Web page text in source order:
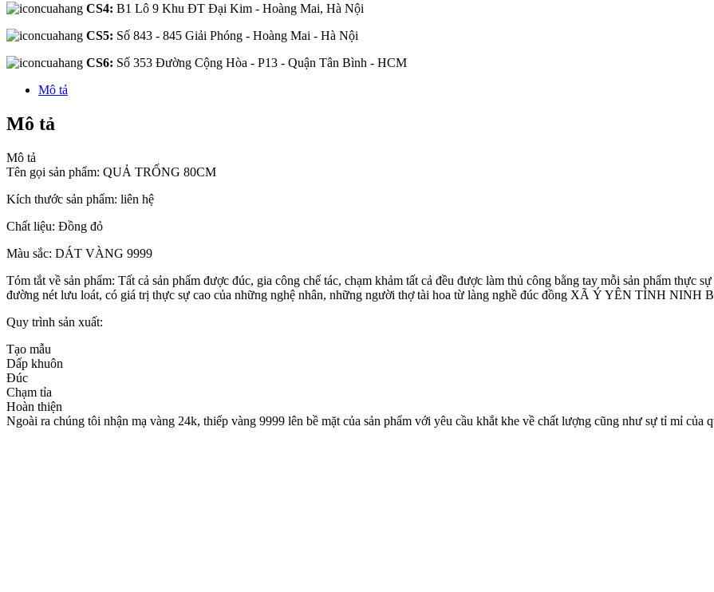
CS4: B1 Lô 9 Khu ĐT Đại Kim - Hoàng Mai, Hà Nội
CS5: Số 843 - 845 Giải Phóng - Hoàng Mai - Hà Nội
CS6: Số 353 Đường Cộng Hòa - P13 - Quận Tân Bình - HCM
Mô tả
Mô tả
Mô tả
Tên gọi sản phẩm: QUẢ TRỐNG 80CM
Kích thước sản phẩm: liên hệ
Chất liệu: Đồng đỏ
Màu sắc: DÁT VÀNG 9999
Tóm tắt về sản phẩm: Tất cả sản phẩm được đúc, gia công chế tác, chạm khảm tất cả đều được làm thủ công bằng tay mỗi sản phẩm thực
đường nét lưu loát, có giá trị thực sự cao của những nghệ nhân, những người thợ tài hoa từ làng nghề đúc đồng XÃ Ý YÊN TỈNH NINH
Quy trình sản xuất:
Tạo mẫu
Dấp khuôn
Đúc
Chạm tỉa
Hoàn thiện
Ngoài ra chúng tôi nhận mạ vàng 24k, thiếp vàng 9999 lên bề mặt của sản phẩm với yêu cầu khắt khe về chất lượng cũng như sự tỉ mỉ của